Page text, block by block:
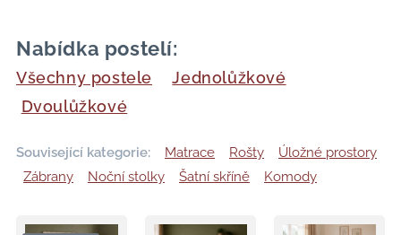
Nabídka postelí:
Všechny postele
Jednolůžkové
Dvoulůžkové
Související kategorie: Matrace Rošty
Úložné prostory
Zábrany
Noční stolky Šatní skříně Komody